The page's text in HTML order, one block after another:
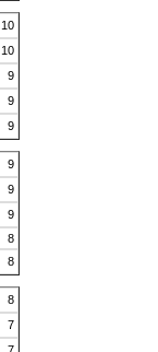
10
10
9
9
9
9
9
9
8
8
8
7